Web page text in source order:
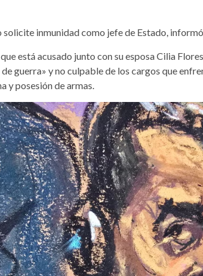
solicite inmunidad como jefe de Estado,
que está acusado junto con su esposa Cilia
guerra» y no culpable de los cargos que
y posesión de armas.